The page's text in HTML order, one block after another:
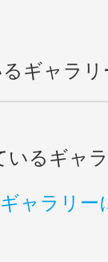
ギャラリ
いるギャ
ャラリー